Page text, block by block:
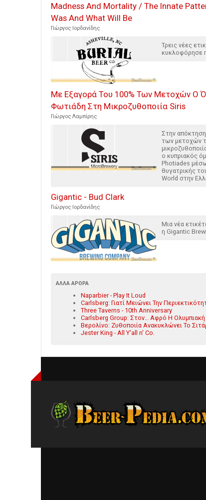
Madness And Mortality / The Innate
Was And What Will Be
Γιώργος Ιορδανίδης
Τρεις νέες
κυκλοφόρησε
Με Εξαγορά Του 100% Των Μετοχών Ο
Φωτιάδη Στη Μικροζυθοποιία Siris
Γιώργος Λαμπίρης
Στην
των μετοχών
ο κυπριακός
Photiades
θυγατρικής
World στην
Gigantic - Bud Clark
Γιώργος Ιορδανίδης
Μια νέα
η Gigantic
ΆΛΛΑ ΆΡΘΡΑ
Naparbier - Play It Loud
Carlsberg: Γιατί Μειώνει Την
Three Taverns - 10th Anniversary
Carlsberg Group: Στον… Αφρό Η
Βερολίνο: Ζυθοποιία Ανακυκλώνει Το
Jester King - All Y'all n' Co.